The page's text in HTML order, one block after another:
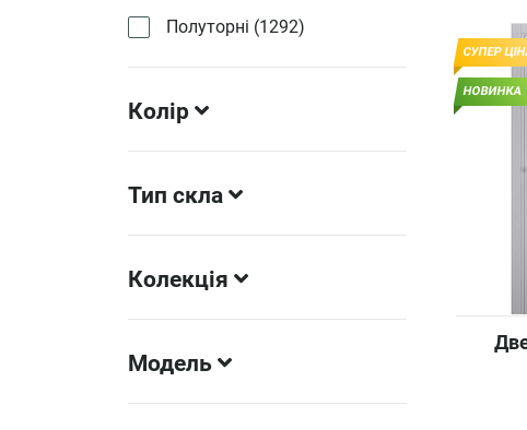
Полуторні (1292)
Колір
Тип скла
Колекція
Модель
СУПЕР
НОВИНКА